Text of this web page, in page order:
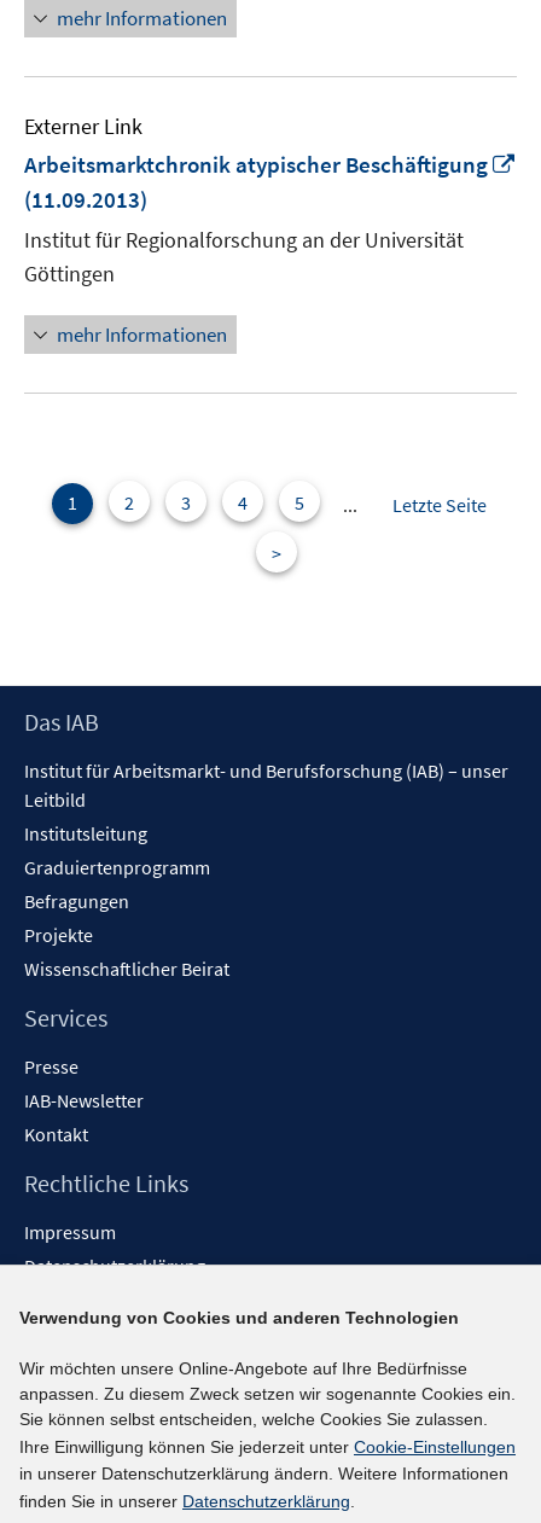
mehr Informationen
Externer Link
Arbeitsmarktchronik atypischer Beschäftigung
(11.09.2013)
Institut für Regionalforschung an der Universität
Göttingen
mehr Informationen
1 2 3 4 5 ...
Letzte Seite
>
Footer
Das IAB
Institut für Arbeitsmarkt- und Berufsforschung (IAB) – unser
Leitbild
Institutsleitung
Graduiertenprogramm
Befragungen
Projekte
Wissenschaftlicher Beirat
Services
Presse
IAB-Newsletter
Kontakt
Rechtliche Links
Impressum
Datenschutzerklärung
Barrieren melden
Social-Media-Kanäle
BlueSky
YouTube
LinkedIn
Verwendung von Cookies und anderen Technologien
Wir möchten unsere Online-Angebote auf Ihre Bedürfnisse
anpassen. Zu diesem Zweck setzen wir sogenannte Cookies ein.
Sie können selbst entscheiden, welche Cookies Sie zulassen.
Ihre Einwilligung können Sie jederzeit unter Cookie-Einstellungen
in unserer Datenschutzerklärung ändern. Weitere Informationen
finden Sie in unserer Datenschutzerklärung.